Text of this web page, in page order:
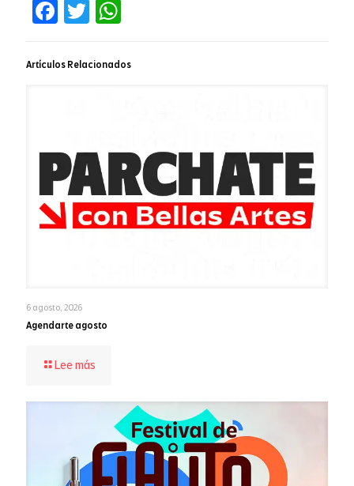
Facebook
TwitterWhatsApp
Artículos Relacionados
6 agosto, 2026
Agendarte agosto
Lee más